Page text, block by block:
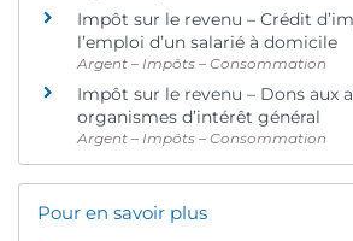
Impôt sur le revenu – Crédit
l’emploi d’un salarié à domicile
Argent – Impôts – Consommation
Impôt sur le revenu – Dons aux
organismes d’intérêt général
Argent – Impôts – Consommation
Pour en savoir plus